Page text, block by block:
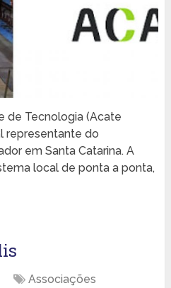
de Tecnologia (Acate
representante do
em Santa Catarina. A
local de ponta a ponta,
Associações